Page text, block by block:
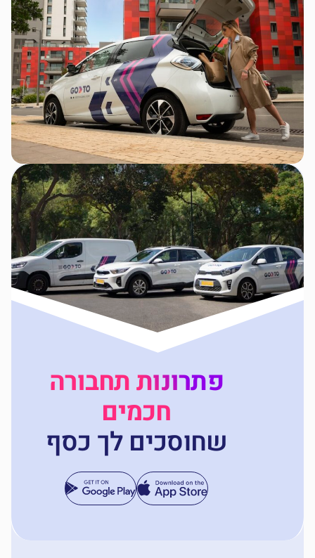
פתרונות תחבורה
חכמים
שחוסכים לך כסף